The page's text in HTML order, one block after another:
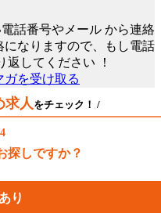
話番号やメール から連絡
なりますので、もし電話
返してください ！
求人をチェック！ /
探しですか？
り